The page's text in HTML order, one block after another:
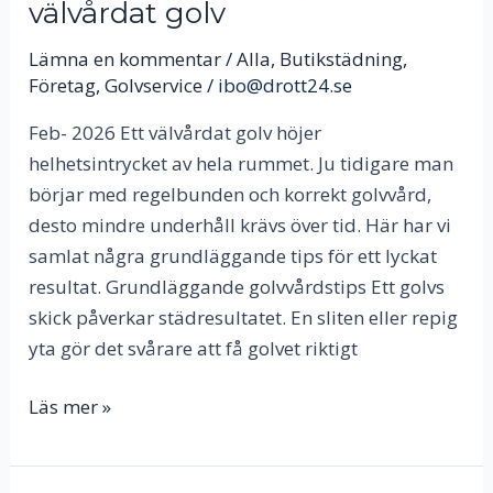
välvårdat golv
Lämna en kommentar/Alla, Butikstädning,
Företag,Golvservice/ ibo@drott24.se
Feb- 2026 Ett välvårdat golv höjer
helhetsintrycket av hela rummet. Ju tidigare man
börjar med regelbunden och korrekt golvvård,
desto mindre underhåll krävs över tid. Här har vi
samlat några grundläggande tips för ett lyckat
resultat. Grundläggande golvvårdstips Ett golvs
skick påverkar städresultatet. En sliten eller repig
yta gör det svårare att få golvet riktigt
Läs mer »